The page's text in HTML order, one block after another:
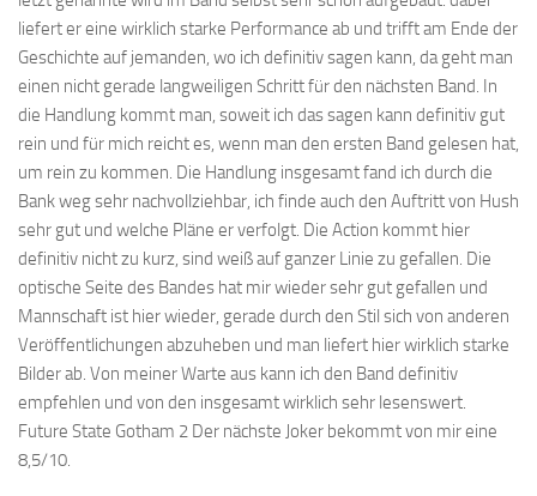
liefert er eine wirklich starke Performance ab und trifft am Ende der
Geschichte auf jemanden, wo ich definitiv sagen kann, da geht man
einen nicht gerade langweiligen Schritt für den nächsten Band. In
die Handlung kommt man, soweit ich das sagen kann definitiv gut
rein und für mich reicht es, wenn man den ersten Band gelesen hat,
um rein zu kommen. Die Handlung insgesamt fand ich durch die
Bank weg sehr nachvollziehbar, ich finde auch den Auftritt von Hush
sehr gut und welche Pläne er verfolgt. Die Action kommt hier
definitiv nicht zu kurz, sind weiß auf ganzer Linie zu gefallen. Die
optische Seite des Bandes hat mir wieder sehr gut gefallen und
Mannschaft ist hier wieder, gerade durch den Stil sich von anderen
Veröffentlichungen abzuheben und man liefert hier wirklich starke
Bilder ab. Von meiner Warte aus kann ich den Band definitiv
empfehlen und von den insgesamt wirklich sehr lesenswert.
Future State Gotham 2 Der nächste Joker bekommt von mir eine
8,5/10.